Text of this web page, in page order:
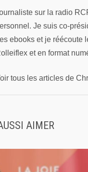
sur la radio
Je suis co-
ebooks et je réécoute
et en format
tous les articles de
AIMER